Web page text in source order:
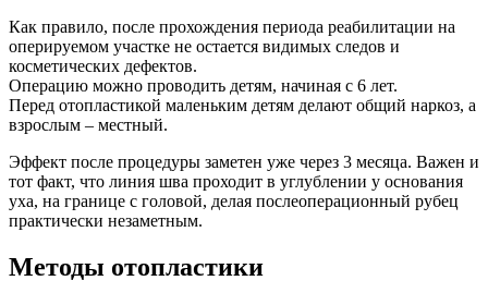
Как правило, после прохождения периода реабилитации на
оперируемом участке не остается видимых следов и
косметических дефектов.
Операцию можно проводить детям, начиная с 6 лет.
Перед отопластикой маленьким детям делают общий наркоз, а
взрослым – местный.
Эффект после процедуры заметен уже через 3 месяца. Важен и
тот факт, что линия шва проходит в углублении у основания
уха, на границе с головой, делая послеоперационный рубец
практически незаметным.
Методы отопластики